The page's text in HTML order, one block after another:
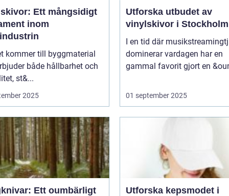
Ett mångsidigt
inom
kommer till byggmaterial
både hållbarhet och
st&...
2025
Utforska utbudet av
vinylskivor i Stockholm
I en tid där
dominerar vardagen har en
gammal favorit gjort en
01 september 2025
Ett oumbärligt
Utforska kepsmodet i